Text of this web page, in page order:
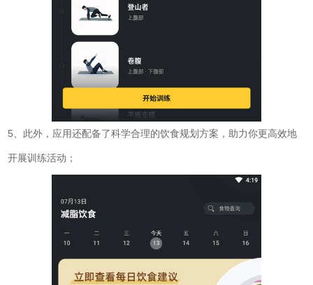
5、此外，应用还配备了科学合理的饮食规划方案，助力你更高效地
开展训练活动；